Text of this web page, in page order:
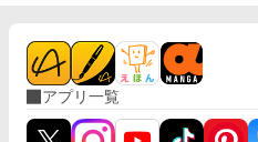
投稿しています。
アプリ一覧